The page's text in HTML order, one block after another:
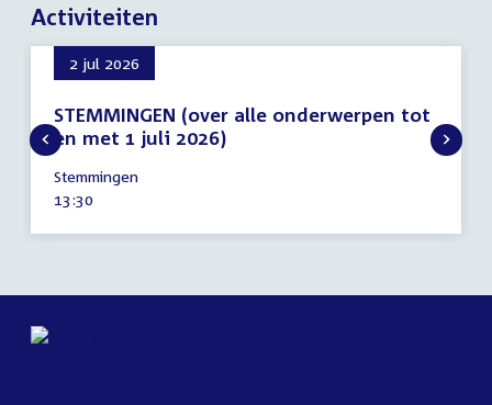
Activiteiten
2 jul 2026
STEMMINGEN (over alle onderwerpen tot
en met 1 juli 2026)
juli
2026
Stemmingen
Tijd
13:30